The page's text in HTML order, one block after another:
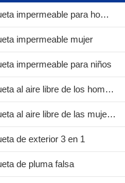
Chaqueta impermeable para hombre
impermeable mujer
impermeable para niños
Chaqueta al aire libre de los hombres
Chaqueta al aire libre de las mujeres
de exterior 3 en 1
de pluma falsa